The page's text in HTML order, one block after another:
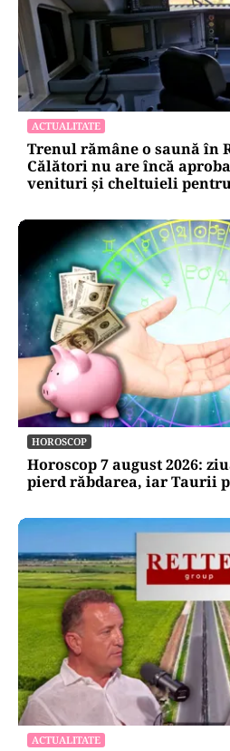
ACTUALITATE
Trenul rămâne o saună în
Călători nu are încă
venituri și cheltuieli pentru
HOROSCOP
Horoscop 7 august 2026:
pierd răbdarea, iar Taurii
ACTUALITATE